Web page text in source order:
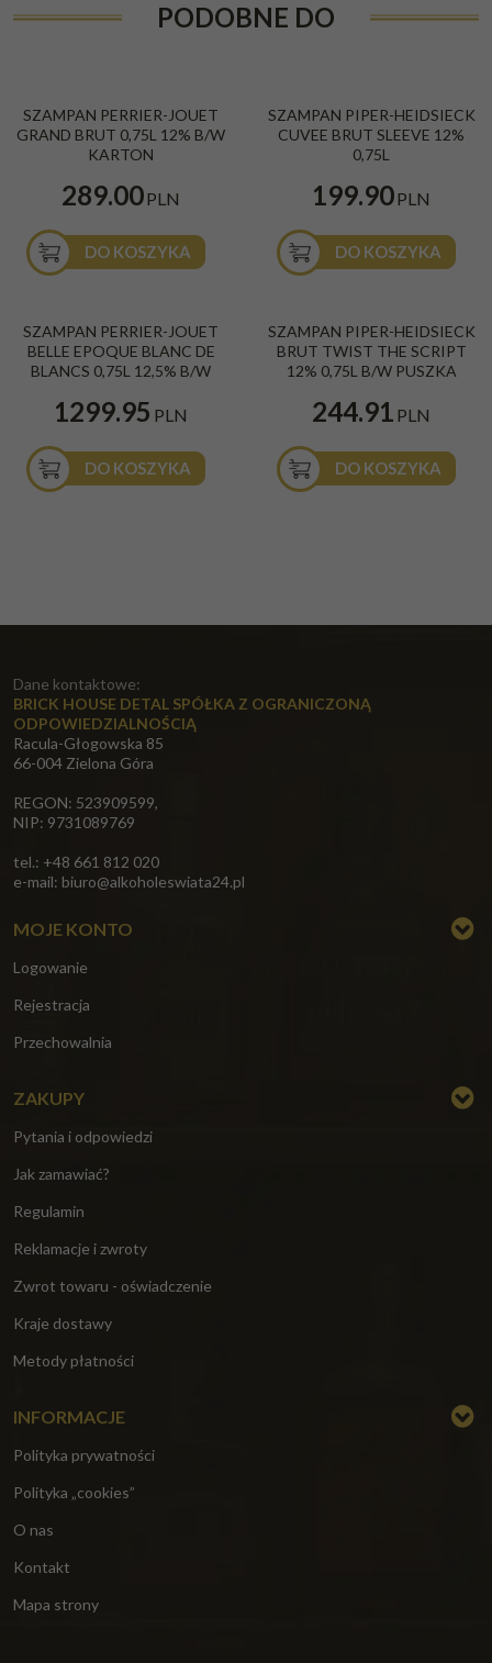
PODOBNE DO
SZAMPAN PERRIER-JOUET
GRAND BRUT 0,75L 12% B/W
KARTON
289.00PLN
DO KOSZYKA
SZAMPAN PIPER-HEIDSIECK
CUVEE BRUT SLEEVE 12%
0,75L
199.90PLN
DO KOSZYKA
SZAMPAN PERRIER-JOUET
BELLE EPOQUE BLANC DE
BLANCS 0,75L 12,5% B/W
1299.95 PLN
DO KOSZYKA
SZAMPAN PIPER-HEIDSIECK
BRUT TWIST THE SCRIPT
12% 0,75L B/W PUSZKA
244.91 PLN
DO KOSZYKA
Dane kontaktowe:
BRICK HOUSE DETAL SPÓŁKA Z OGRANICZONĄ
ODPOWIEDZIALNOŚCIĄ
Racula-Głogowska 85
66-004 Zielona Góra
REGON: 523909599,
NIP: 9731089769
tel.: +48 661 812 020
e-mail: biuro@alkoholeswiata24.pl
MOJE KONTO
Logowanie
Rejestracja
Przechowalnia
ZAKUPY
Pytania i odpowiedzi
Jak zamawiać?
Regulamin
Reklamacje i zwroty
Zwrot towaru - oświadczenie
Kraje dostawy
Metody płatności
INFORMACJE
Polityka prywatności
Polityka „cookies”
O nas
Kontakt
Mapa strony